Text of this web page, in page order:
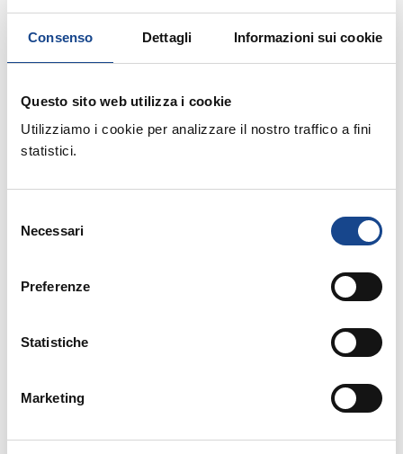
Consenso Dettagli Informazioni sui cookie
Questo sito web utilizza i cookie
Utilizziamo i cookie per analizzare il nostro traffico a fini
statistici.
delNecessari
Preferenze
Statistiche
Marketing
Elezioni comunali Regioni Trentino-Alto Adige,
Sicilia e Sardegna: avvio revisione dinamica
straordinaria delle liste elettorali